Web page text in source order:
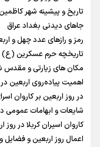
رادین زینالی، ملی پوش
المپیک برسم
کانادا دو مظنون تیراندازی
ونس: ایرانی‌ها
اردوی تیم ملی تکواندو
در ادامه سیاست
اضافه شدند
تاریخ و پیشینه شهر
جاهای دیدنی بغداد عراق
رمز و رازهای عدد چهل و
تاریخچه حرم عسکرین (ع)
مکان های زیارتی و مقدس
اهمیت پیاده‌روی اربعین در
در روز اربعین بر کاروان
شایعات و ابهامات عمومی
کاروان اسیران کربلا در
اعمال روز اربعین و فضایل